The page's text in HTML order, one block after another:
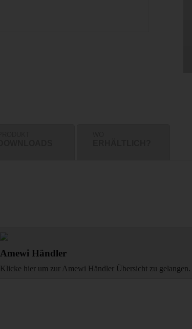
Amewi Händler
Klicke hier um zur Amewi Händler Übersicht zu gelangen.